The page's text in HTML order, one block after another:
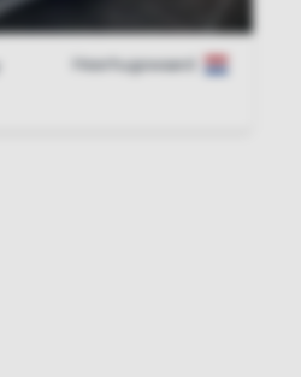
Heerhugowaard